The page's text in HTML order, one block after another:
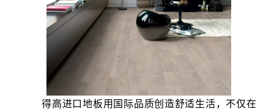
得高进口地板用国际品质创造舒适生活，不仅在